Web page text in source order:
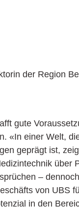
der Region
gute
«In einer Welt,
geprägt ist,
über
–
von UBS
in den